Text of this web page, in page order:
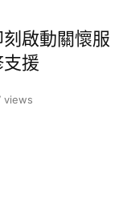
啟動關懷服
援
views